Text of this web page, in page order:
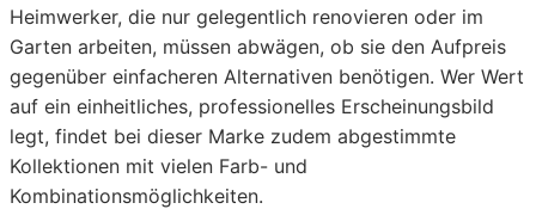
Heimwerker, die nur gelegentlich renovieren oder im
Garten arbeiten, müssen abwägen, ob sie den Aufpreis
gegenüber einfacheren Alternativen benötigen. Wer Wert
auf ein einheitliches, professionelles Erscheinungsbild
legt, findet bei dieser Marke zudem abgestimmte
Kollektionen mit vielen Farb- und
Kombinationsmöglichkeiten.